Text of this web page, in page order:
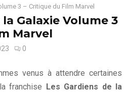
3 – Critique du Film Marvel
Galaxie Volume 3
Marvel
0
venus à attendre certaines
franchise Les Gardiens de la